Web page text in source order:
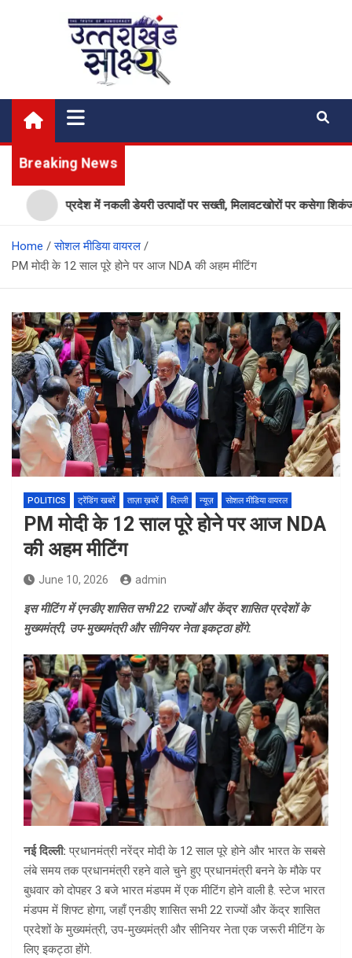
Uttarakhand Shakshya
My News Portal
Breaking News
प्रदेश में नकली डेयरी उत्पादों पर सख्ती, मिलावटखोरों पर कसेगा शिकंजा,
Home
सोशल मीडिया वायरल
PM मोदी के 12 साल पूरे होने पर आज NDA की अहम मीटिंग
POLITICS ट्रेंडिंग खबरें ताज़ा ख़बरें दिल्ली न्यूज़ सोशल मीडिया वायरल
PM मोदी के 12 साल पूरे होने पर आज NDA
की अहम मीटिंग
June 10, 2026 admin
इस मीटिंग में एनडीए शासित सभी 22 राज्यों और केंद्र शासित प्रदेशों के
मुख्यमंत्री, उप-मुख्यमंत्री और सीनियर नेता इकट्ठा होंगे.
नई दिल्ली: प्रधानमंत्री नरेंद्र मोदी के 12 साल पूरे होने और भारत के सबसे
लंबे समय तक प्रधानमंत्री रहने वाले चुने हुए प्रधानमंत्री बनने के मौके पर
बुधवार को दोपहर 3 बजे भारत मंडपम में एक मीटिंग होने वाली है. स्टेज भारत
मंडपम में शिफ्ट होगा, जहाँ एनडीए शासित सभी 22 राज्यों और केंद्र शासित
प्रदेशों के मुख्यमंत्री, उप-मुख्यमंत्री और सीनियर नेता एक जरूरी मीटिंग के
लिए इकट्ठा होंगे.